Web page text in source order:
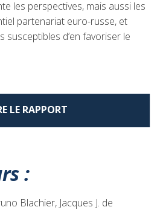
les perspectives, mais aussi les
partenariat euro-russe, et
d’en favoriser le
LE RAPPORT
:
Blachier, Jacques J. de